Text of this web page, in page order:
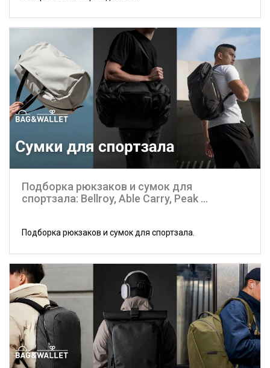
Подборка рюкзаков и сумок для
спортзала: Bellroy, Able Carry, Peak ...
Подборка рюкзаков и сумок для спортзала.